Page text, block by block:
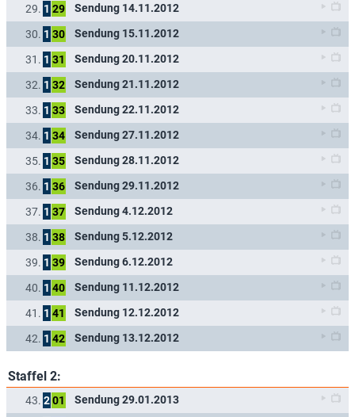
29. 1 29 Sendung 14.11.2012
30. 1 30 Sendung 15.11.2012
31. 1 31 Sendung 20.11.2012
32. 1 32 Sendung 21.11.2012
33. 1 33 Sendung 22.11.2012
34. 1 34 Sendung 27.11.2012
35. 1 35 Sendung 28.11.2012
36. 1 36 Sendung 29.11.2012
37. 1 37 Sendung 4.12.2012
38. 1 38 Sendung 5.12.2012
39. 1 39 Sendung 6.12.2012
40. 1 40 Sendung 11.12.2012
41. 1 41 Sendung 12.12.2012
42. 1 42 Sendung 13.12.2012
Staffel 2:
43. 201 Sendung 29.01.2013